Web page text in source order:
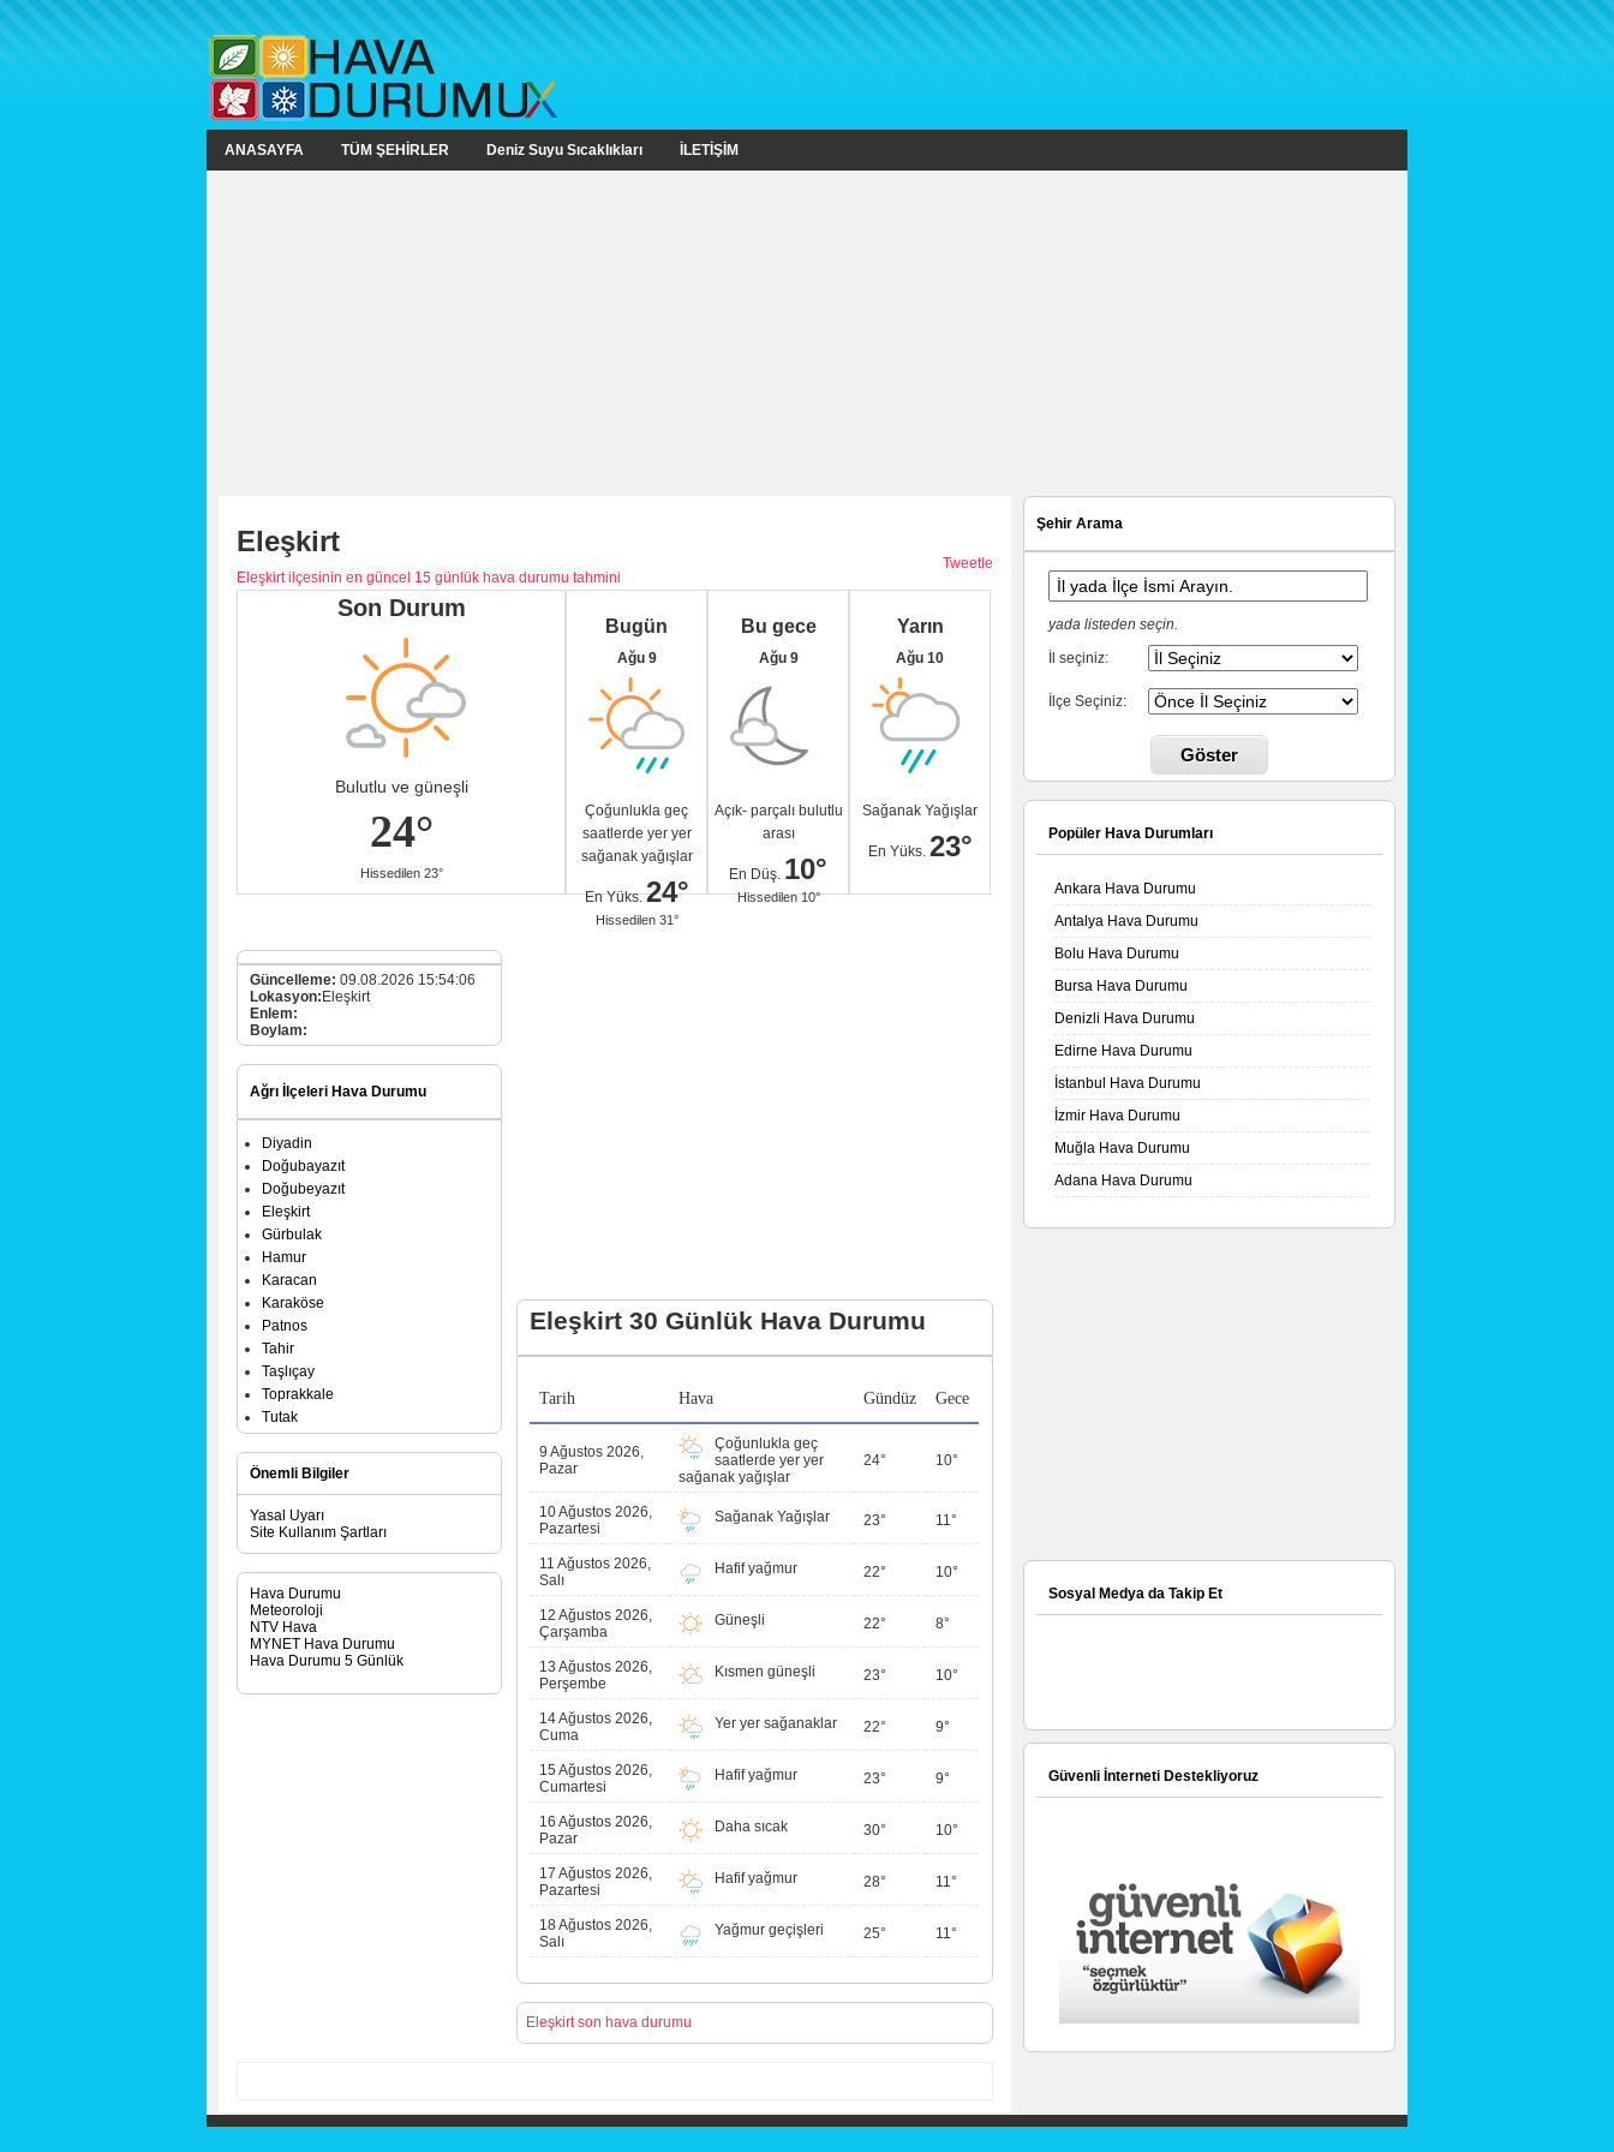
ANASAYFA TÜM ŞEHİRLER Deniz Suyu Sıcaklıkları İLETİŞİM
Eleşkirt
Eleşkirt ilçesinin en güncel 15 günlük hava durumu tahmini
Tweetle
Eleşkirt 30 Günlük Hava Durumu
Tarih Hava Gündüz Gece
9 Ağustos 2026,
Pazar
Çoğunlukla geç
saatlerde yer yer
sağanak yağışlar
24° 10°
10 Ağustos 2026,
Pazartesi
Sağanak Yağışlar 23° 11°
11 Ağustos 2026,
Salı
Hafif yağmur 22° 10°
12 Ağustos 2026,
Çarşamba
Güneşli 22° 8°
13 Ağustos 2026,
Perşembe
Kısmen güneşli 23° 10°
14 Ağustos 2026,
Cuma
Yer yer sağanaklar 22° 9°
15 Ağustos 2026,
Cumartesi
Hafif yağmur 23° 9°
16 Ağustos 2026,
Pazar
Daha sıcak 30° 10°
17 Ağustos 2026,
Pazartesi
Hafif yağmur 28° 11°
18 Ağustos 2026,
Salı
Yağmur geçişleri 25° 11°
Eleşkirt son hava durumu
Son Durum
Bulutlu ve güneşli
24°
Hissedilen 23°
Bugün
Ağu 9
Çoğunlukla geç
saatlerde yer yer
sağanak yağışlar
En Yüks.24°
Hissedilen 31°
Bu gece
Ağu 9
Açık- parçalı bulutlu
arası
En Düş. 10°
Hissedilen 10°
Yarın
Ağu 10
Sağanak Yağışlar
En Yüks. 23°
Güncelleme: 09.08.2026 15:54:06
Lokasyon: Eleşkirt
Enlem:
Boylam:
Ağrı İlçeleri Hava Durumu
Diyadin
Doğubayazıt
Doğubeyazıt
Eleşkirt
Gürbulak
Hamur
Karacan
Karaköse
Patnos
Tahir
Taşlıçay
Toprakkale
Tutak
Önemli Bilgiler
Yasal Uyarı
Site Kullanım Şartları
Hava Durumu
Meteoroloji
NTV Hava
MYNET Hava Durumu
Hava Durumu 5 Günlük
Şehir Arama
yada listeden seçin.
İl seçiniz:
İlçe Seçiniz:
Göster
Popüler Hava Durumları
Ankara Hava Durumu
Antalya Hava Durumu
Bolu Hava Durumu
Bursa Hava Durumu
Denizli Hava Durumu
Edirne Hava Durumu
İstanbul Hava Durumu
İzmir Hava Durumu
Muğla Hava Durumu
Adana Hava Durumu
Sosyal Medya da Takip Et
Güvenli İnterneti Destekliyoruz